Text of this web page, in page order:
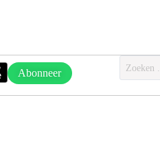
Abonneer